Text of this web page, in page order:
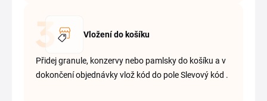
Vložení do košíku
Přidej granule, konzervy nebo pamlsky do košíku a v
dokončení objednávky vlož kód do pole Slevový kód .